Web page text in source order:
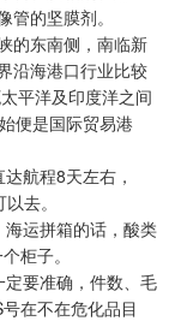
的坚膜剂。
的东南侧，南临新
沿海港口行业比较
平洋及印度洋之间
便是国际贸易港
航程8天左右，
去。
运拼箱的话，酸类
柜子。
要准确，件数、毛
在不在危化品目